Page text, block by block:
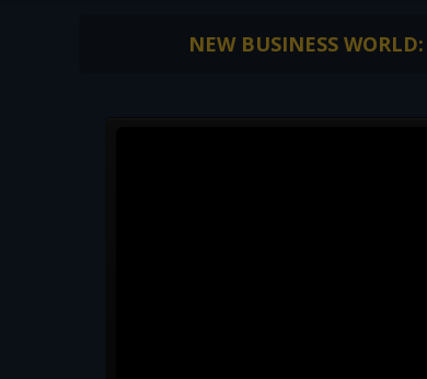
NEW BUSINESS WORLD: